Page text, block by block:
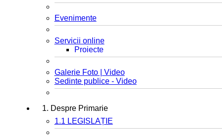
Evenimente
Servicii online
Proiecte
Galerie Foto | Video
Sedinte publice - Video
1. Despre Primarie
1.1 LEGISLAȚIE